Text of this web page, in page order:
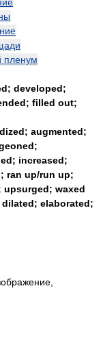
пленум
developed;
filled out;
augmented;
increased;
ran up/run up;
waxed
elaborated;